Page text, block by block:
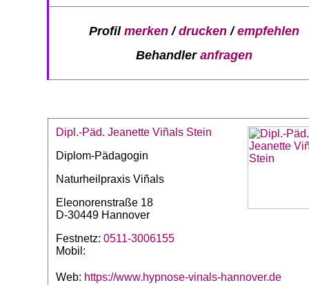
Profil merken/drucken/empfehlen
Behandler anfragen
Dipl.-Päd. Jeanette Viñals Stein
Diplom-Pädagogin
Naturheilpraxis Viñals
Eleonorenstraße 18
D-30449 Hannover
Festnetz: 0511-3006155
Mobil:
Web: https://www.hypnose-vinals-hannover.de